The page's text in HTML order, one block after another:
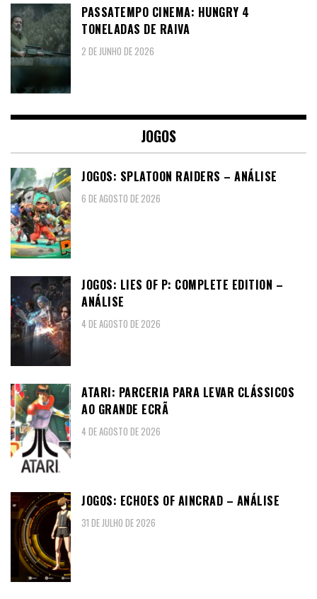
PASSATEMPO CINEMA: HUNGRY 4
TONELADAS DE RAIVA
2 DE JUNHO DE 2026
JOGOS
JOGOS: SPLATOON RAIDERS – ANÁLISE
6 DE AGOSTO DE 2026
JOGOS: LIES OF P: COMPLETE EDITION –
ANÁLISE
4 DE AGOSTO DE 2026
ATARI: PARCERIA PARA LEVAR CLÁSSICOS
AO GRANDE ECRÃ
4 DE AGOSTO DE 2026
JOGOS: ECHOES OF AINCRAD – ANÁLISE
31 DE JULHO DE 2026